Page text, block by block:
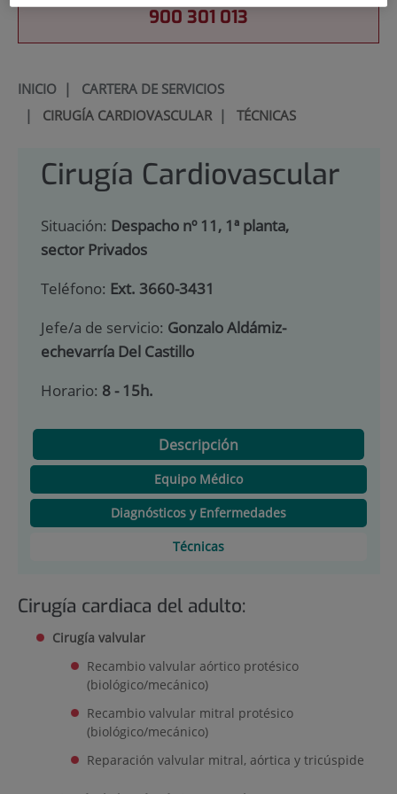
900 301 013
INICIO| CARTERA DE SERVICIOS
| CIRUGÍA CARDIOVASCULAR| TÉCNICAS
Cirugía Cardiovascular
Situación: Despacho nº 11, 1ª planta,
sector Privados
Teléfono: Ext. 3660-3431
Jefe/a de servicio: Gonzalo Aldámiz-
echevarría Del Castillo
Horario: 8 - 15h.
Descripción
Equipo Médico
Diagnósticos y Enfermedades
Técnicas
Cirugía cardiaca del adulto:
Cirugía valvular
Recambio valvular aórtico protésico
(biológico/mecánico)
Recambio valvular mitral protésico
(biológico/mecánico)
Reparación valvular mitral, aórtica y tricúspide